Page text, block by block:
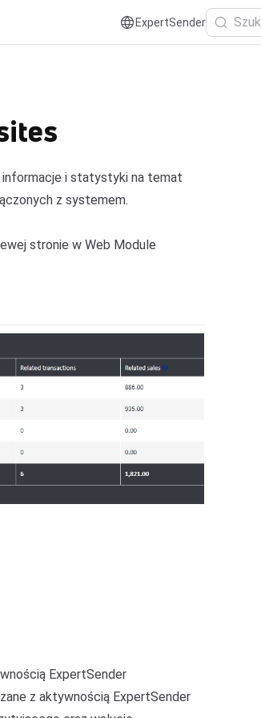
ExpertSender
informacje i statystyki na temat
z systemem.
stronie w Web Module
ExpertSender
z aktywnością ExpertSender